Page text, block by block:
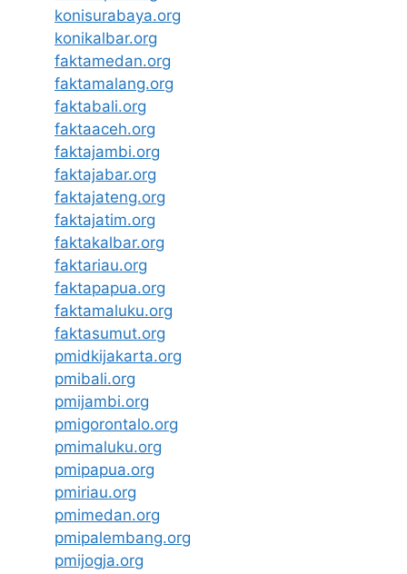
konisurabaya.org
konikalbar.org
faktamedan.org
faktamalang.org
faktabali.org
faktaaceh.org
faktajambi.org
faktajabar.org
faktajateng.org
faktajatim.org
faktakalbar.org
faktariau.org
faktapapua.org
faktamaluku.org
faktasumut.org
pmidkijakarta.org
pmibali.org
pmijambi.org
pmigorontalo.org
pmimaluku.org
pmipapua.org
pmiriau.org
pmimedan.org
pmipalembang.org
pmijogja.org